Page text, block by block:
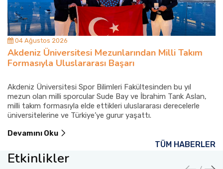
04 Ağustos 2026
Akdeniz Üniversitesi Mezunlarından Milli Takım
Formasıyla Uluslararası Başarı
Akdeniz Üniversitesi Spor Bilimleri Fakültesinden bu yıl
mezun olan milli sporcular Sude Bay ve İbrahim Tarık Aslan,
milli takım formasıyla elde ettikleri uluslararası derecelerle
üniversitelerine ve Türkiye’ye gurur yaşattı.
Devamını Oku
TÜM HABERLER
Etkinlikler